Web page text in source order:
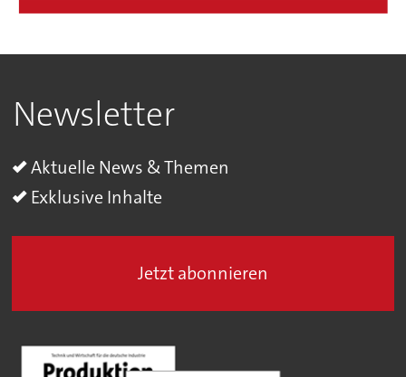
Newsletter
Aktuelle News & Themen
Exklusive Inhalte
Jetzt abonnieren